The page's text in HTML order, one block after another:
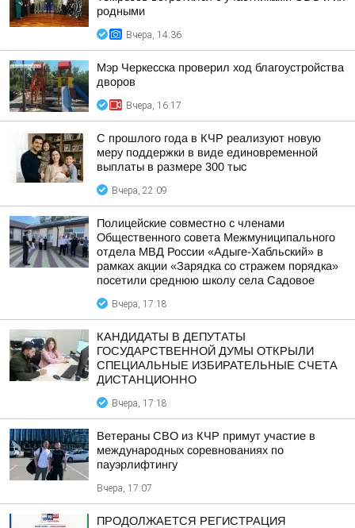
родными
Вчера, 14:36
Мэр Черкесска проверил ход благоустройства
дворов
Вчера, 16:17
С прошлого года в КЧР реализуют новую
меру поддержки в виде единовременной
выплаты в размере 300 тыс
Вчера, 22:09
Полицейские совместно с членами
Общественного совета Межмуниципального
отдела МВД России «Адыге-Хабльский» в
рамках акции «Зарядка со стражем порядка»
посетили среднюю школу села Садовое
Вчера, 17:18
КАНДИДАТЫ В ДЕПУТАТЫ
ГОСУДАРСТВЕННОЙ ДУМЫ ОТКРЫЛИ
СПЕЦИАЛЬНЫЕ ИЗБИРАТЕЛЬНЫЕ СЧЕТА
ДИСТАНЦИОННО
Вчера, 17:18
Ветераны СВО из КЧР примут участие в
международных соревнованиях по
пауэрлифтингу
Вчера, 17:07
ПРОДОЛЖАЕТСЯ РЕГИСТРАЦИЯ